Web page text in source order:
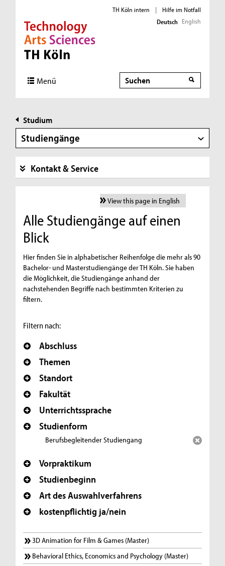
Direkt zur Hauptnavigation
Direkt zur Subnavigation
Direkt zum Inhalt
Direkt zum Fußbereich
TH Köln intern |
Hilfe im Notfall
Deutsch English
Menü Suche
Studium
Studiengänge
Kontakt & Service
View this page in English
Alle Studiengänge auf einen
Blick
Hier finden Sie in alphabetischer Reihenfolge die mehr als 90
Bachelor- und Masterstudiengänge der TH Köln. Sie haben
die Möglichkeit, die Studiengänge anhand der
nachstehenden Begriffe nach bestimmten Kriterien zu
filtern.
Filtern nach:
Abschluss
Themen
Standort
Fakultät
Unterrichtssprache
Studienform
Berufsbegleitender Studiengang
Vorpraktikum
Studienbeginn
Art des Auswahlverfahrens
kostenpflichtig ja/nein
3D Animation for Film & Games (Master)
Behavioral Ethics, Economics and Psychology (Master)